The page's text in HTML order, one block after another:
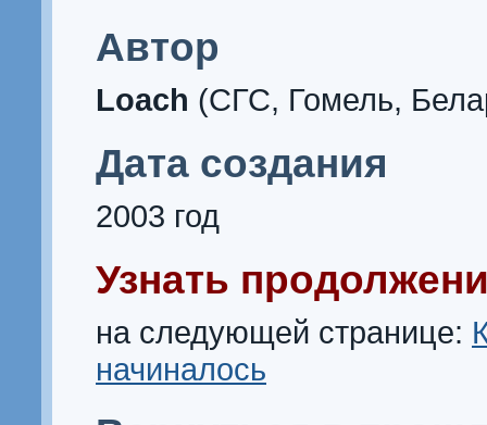
Автор
Loach (СГС, Гомель,
Дата создания
2003 год
Узнать
на следующей странице:
начиналось